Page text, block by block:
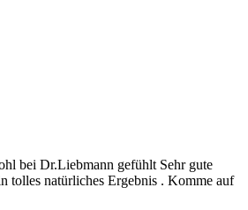
bei Dr.Liebmann gefühlt Sehr gute
tolles natürliches Ergebnis . Komme auf